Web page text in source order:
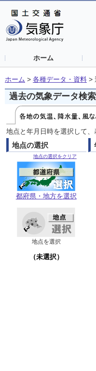
ホーム
ホーム > 各種データ・資料 >
過去の気象データ検索
地点と年月日時を選択して
地点の選択
地点の選択をクリア
都府県・地方を選択
地点を選択
（未選択）